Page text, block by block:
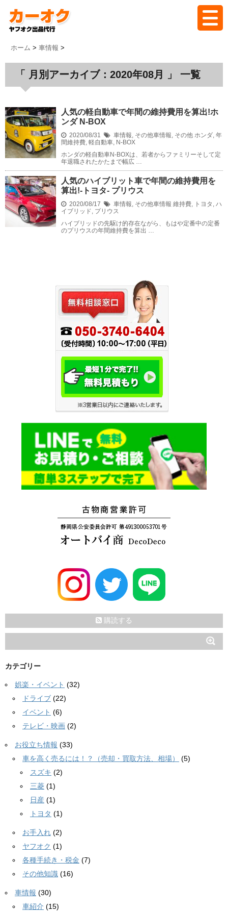
バイオクとは
料金
落札実績
よくある質問
ブログ
ホーム > 車情報 >
「 月別アーカイブ：2020年08月 」 一覧
人気の軽自動車で年間の維持費用を算出!ホ
ンダ N-BOX
2020/08/31 車情報, その他車情報, その他 ホンダ, 年
間維持費, 軽自動車, N-BOX
ホンダの軽自動車N-BOXは、若者からファミリーそして定
年退職されたかたまで幅広 …
人気のハイブリット車で年間の維持費用を
算出!-トヨタ- プリウス
2020/08/17 車情報, その他車情報 維持費, トヨタ , ハ
イブリッド, プリウス
ハイブリッドの先駆け的存在ながら、もはや定番中の定番
のプリウスの年間維持費を算出 …
購読する
カテゴリー
娯楽・イベント (32)
ドライブ (22)
イベント (6)
テレビ・映画 (2)
お役立ち情報 (33)
車を高く売るには！？（売却・買取方法、相場）
(5)
スズキ (2)
三菱 (1)
日産 (1)
トヨタ (1)
お手入れ (2)
ヤフオク (1)
各種手続き・税金 (7)
その他知識 (16)
車情報 (30)
車紹介 (15)